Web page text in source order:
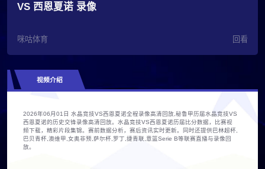
VS 西恩夏诺 录像
咪咕体育 回看
视频介绍
2026年06月01日 水晶竞技VS西恩夏诺全程录像高清回放,秘鲁甲历届水晶竞技VS
西恩夏诺的历史交锋录像高清回放。水晶竞技VS西恩夏诺历届比分数据，比赛视
频下载，精彩片段集锦。赛前数据分析，赛后资讯实时更新。同时还提供巴林超杯,
巴贝青杯,澳维甲,女奥非预,萨尔杯,罗丁,捷青联,意篮Serie B等联赛直播与录像回
放。